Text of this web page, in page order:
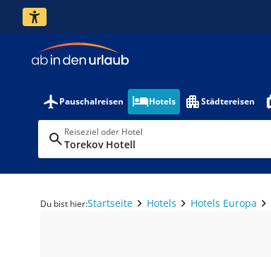
Pauschalreisen Hotels Städtereisen
Reiseziel oder Hotel
Torekov Hotell
Du bist hier:Startseite Hotels Hotels Europa